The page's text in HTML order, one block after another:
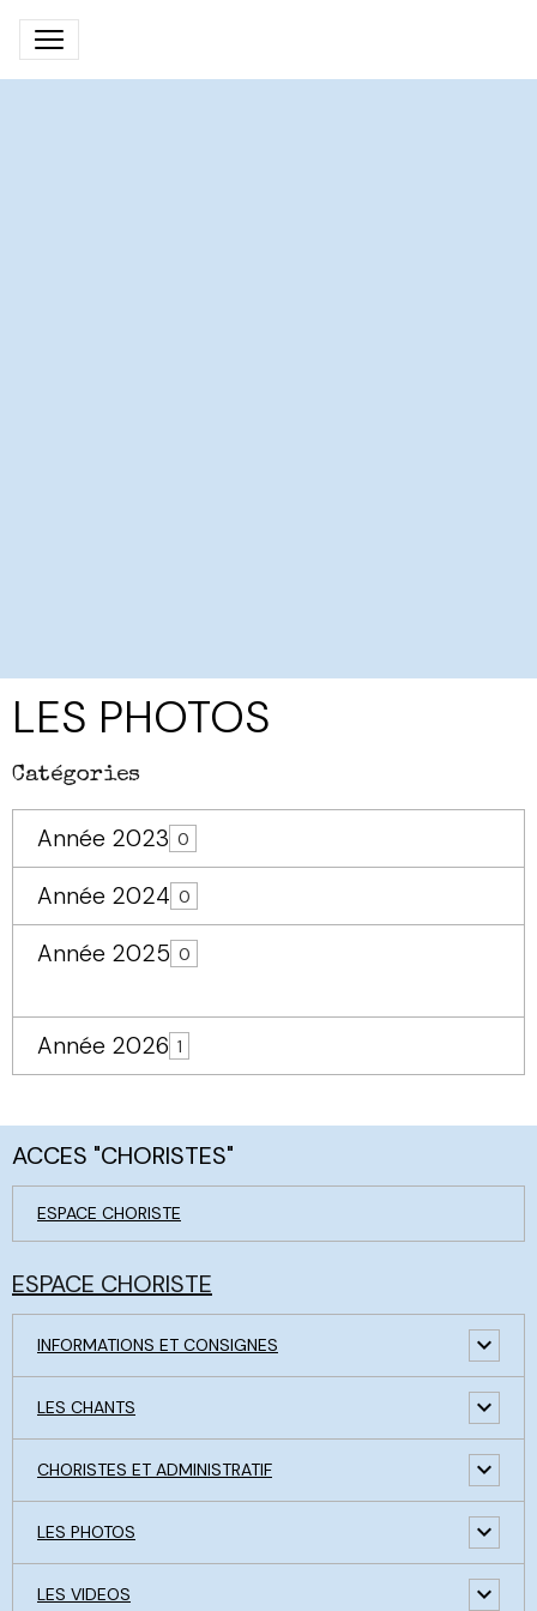
LES PHOTOS
Catégories
Année 2023 0
Année 2024 0
Année 2025 0
Année 2026 1
ACCES "CHORISTES"
ESPACE CHORISTE
ESPACE CHORISTE
INFORMATIONS ET CONSIGNES
LES CHANTS
CHORISTES ET ADMINISTRATIF
LES PHOTOS
LES VIDEOS